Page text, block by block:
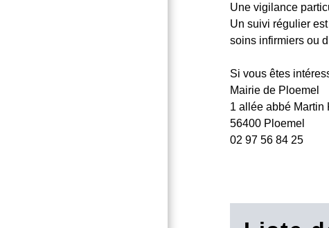
Une vigilance
Un suivi régulier
soins infirmiers ou
Si vous êtes
Mairie de Ploemel
1 allée abbé Martin
56400 Ploemel
02 97 56 84 25